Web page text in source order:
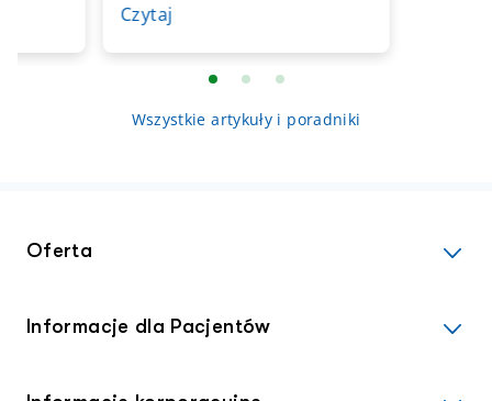
dorosłych są rzadkie i dotyczą
odpornością lub z chorobami
przewlekłymi. Odpowiedzialny
drogą doustną i oddechową
oraz poprzez kontakt z płynem
Czytaj
Wszystkie artykuły i poradniki
Oferta
Informacje dla Pacjentów